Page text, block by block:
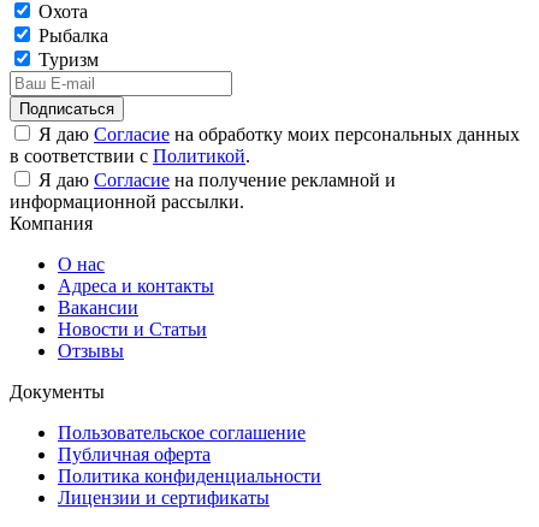
Охота
Рыбалка
Туризм
Подписаться
Я даю Согласие на обработку моих персональных данных
в соответствии с Политикой.
Я даю Согласие на получение рекламной и
информационной рассылки.
Компания
О нас
Адреса и контакты
Вакансии
Новости и Статьи
Отзывы
Документы
Пользовательское соглашение
Публичная оферта
Политика конфиденциальности
Лицензии и сертификаты